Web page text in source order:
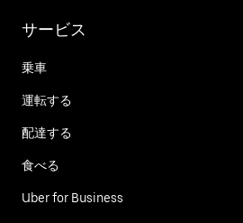
サービス
乗車
運転する
配達する
食べる
Uber for Business